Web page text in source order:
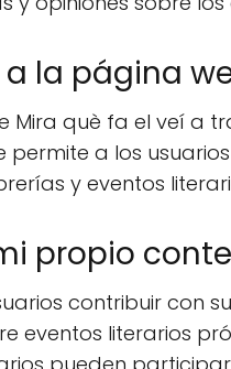
la página
què fa el veí a
a los
y eventos
propio
contribuir con
eventos literarios